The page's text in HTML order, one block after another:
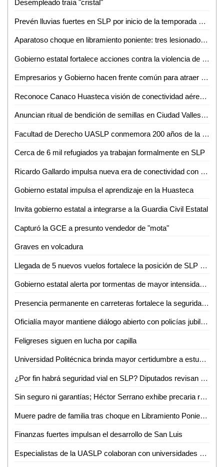
Desempleado traía "cristal"
Prevén lluvias fuertes en SLP por inicio de la temporada de huracanes
Aparatoso choque en libramiento poniente: tres lesionados, dos de ellos graves
Gobierno estatal fortalece acciones contra la violencia de género
Empresarios y Gobierno hacen frente común para atraer nuevas empresas a SLP
Reconoce Canaco Huasteca visión de conectividad aérea de Gallardo para SLP
Anuncian ritual de bendición de semillas en Ciudad Valles para el 24 de junio
Facultad de Derecho UASLP conmemora 200 años de la primera Cátedra Prima de Leyes
Cerca de 6 mil refugiados ya trabajan formalmente en SLP
Ricardo Gallardo impulsa nueva era de conectividad con ampliación de rutas de Volaris
Gobierno estatal impulsa el aprendizaje en la Huasteca
Invita gobierno estatal a integrarse a la Guardia Civil Estatal
Capturó la GCE a presunto vendedor de "mota"
Graves en volcadura
Llegada de 5 nuevos vuelos fortalece la posición de SLP como destino turístico y de negocios
Gobierno estatal alerta por tormentas de mayor intensidad durante la noche
Presencia permanente en carreteras fortalece la seguridad de las familias potosinas
Oficialía mayor mantiene diálogo abierto con policías jubilados y pensionados
Feligreses siguen en lucha por capilla
Universidad Politécnica brinda mayor certidumbre a estudiantes
¿Por fin habrá seguridad vial en SLP? Diputados revisan a marchas forzadas "Ley Santi"
Sin seguro ni garantías; Héctor Serrano exhibe precaria realidad de prensa potosina
Muere padre de familia tras choque en Libramiento Poniente; su hijo continúa grave
Finanzas fuertes impulsan el desarrollo de San Luis
Especialistas de la UASLP colaboran con universidades de Estados Unidos en investigación sobre chikungunya